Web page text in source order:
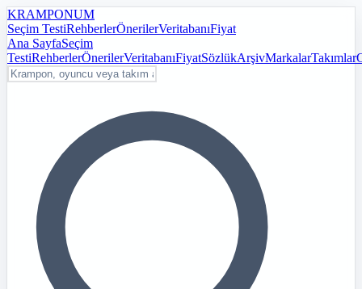
KRAMPONUM
Seçim TestiRehberlerÖnerilerVeritabanıFiyat
Ana SayfaSeçim
TestiRehberlerÖnerilerVeritabanıFiyatSözlükArşivMarkalarTakımlar